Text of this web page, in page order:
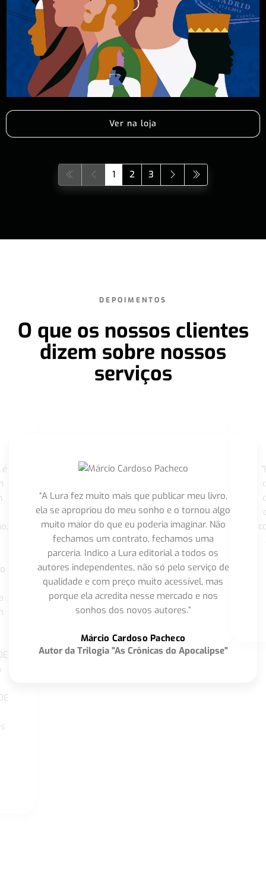
Ver na loja
1 2 3
DEPOIMENTOS
O que os nossos clientes
dizem sobre nossos
serviços
“A Lura fez muito mais que publicar meu livro,
ela se apropriou do meu sonho e o tornou algo
muito maior do que eu poderia imaginar. Não
fechamos um contrato, fechamos uma
parceria. Indico a Lura editorial a todos os
autores independentes, não só pelo serviço de
qualidade e com preço muito acessível, mas
porque ela acredita nesse mercado e nos
sonhos dos novos autores.”
Márcio Cardoso Pacheco
Autor da Trilogia "As Crônicas do Apocalipse"